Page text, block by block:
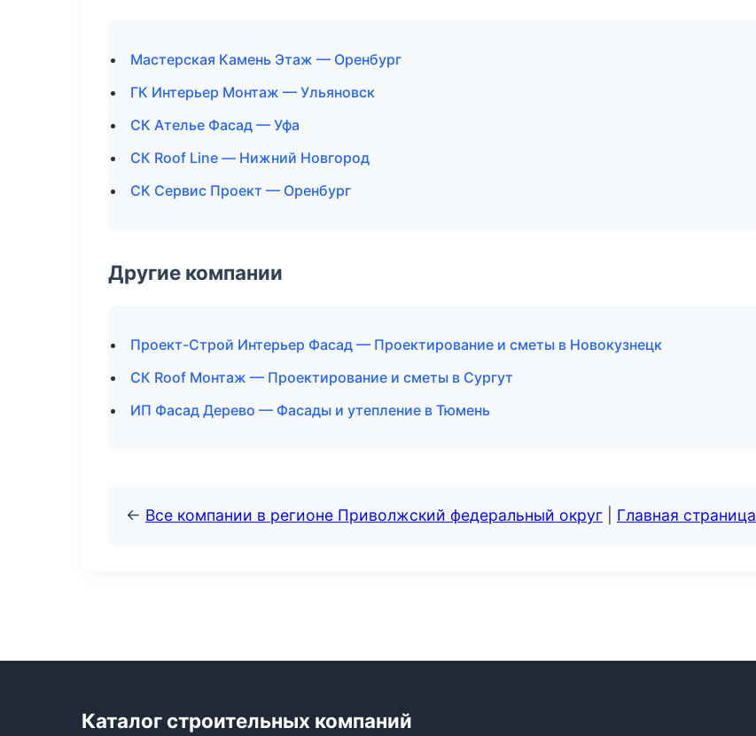
Мастерская Камень Этаж — Оренбург
ГК Интерьер Монтаж — Ульяновск
СК Ателье Фасад — Уфа
СК Roof Line — Нижний Новгород
СК Сервис Проект — Оренбург
Другие компании
Проект-Строй Интерьер Фасад — Проектирование и сметы в Новокузнецк
СК Roof Монтаж — Проектирование и сметы в Сургут
ИП Фасад Дерево — Фасады и утепление в Тюмень
← Все компании в регионе Приволжский федеральный округ Главная страница
Каталог строительных компаний